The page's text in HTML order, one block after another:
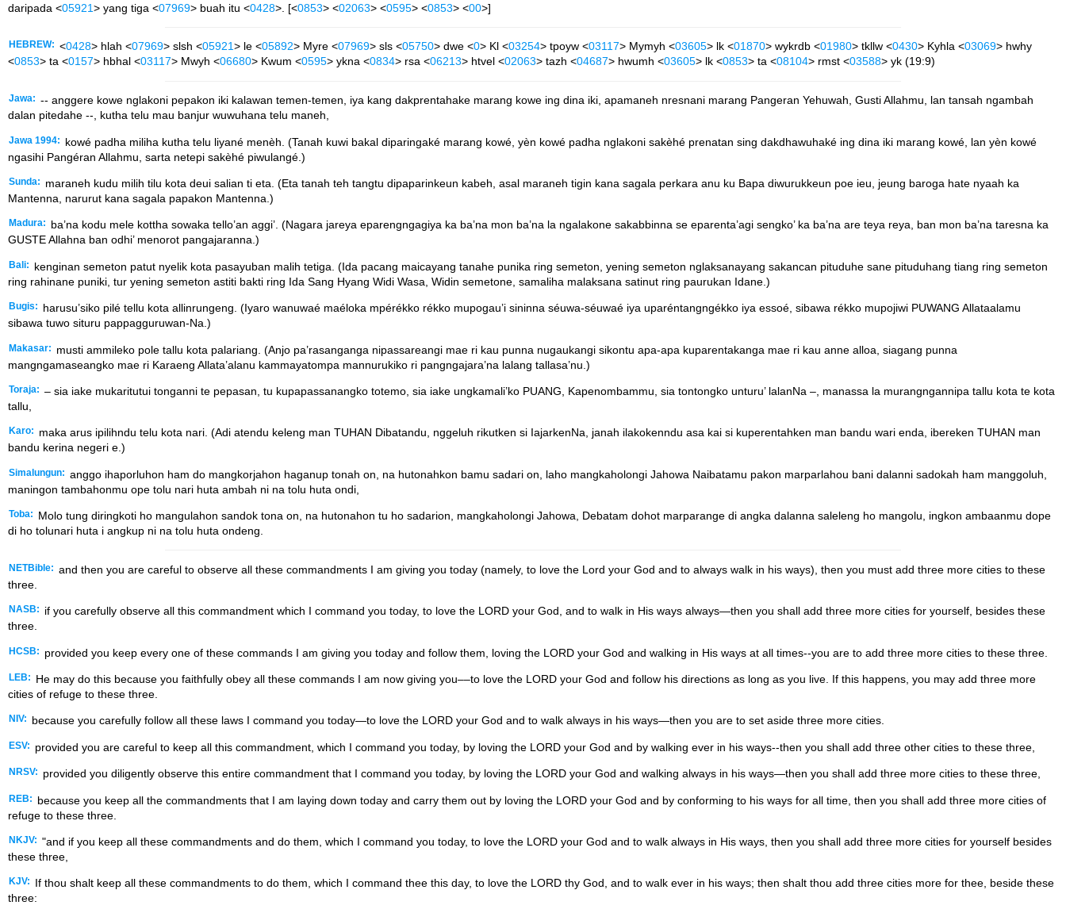
daripada <05921> yang tiga <07969> buah itu <0428>. [<0853> <02063> <0595> <0853> <00>]
HEBREW: <0428> hlah <07969> slsh <05921> le <05892> Myre <07969> sls <05750> dwe <0> Kl <03254> tpoyw <03117> Mymyh <03605> lk <01870> wykrdb <01980> tkllw <0430> Kyhla <03069> hwhy
<0853> ta <0157> hbhal <03117> Mwyh <06680> Kwum <0595> ykna <0834> rsa <06213> htvel <02063> tazh <04687> hwumh <03605> lk <0853> ta <08104> rmst <03588> yk (19:9)
Jawa: -- anggere kowe nglakoni pepakon iki kalawan temen-temen, iya kang dakprentahake marang kowe ing dina iki, apamaneh nresnani marang Pangeran Yehuwah, Gusti Allahmu, lan tansah ngambah
dalan pitedahe --, kutha telu mau banjur wuwuhana telu maneh,
Jawa 1994:
kowé padha miliha kutha telu liyané menèh. (Tanah kuwi bakal diparingaké marang kowé, yèn kowé padha nglakoni sakèhé prenatan sing dakdhawuhaké ing dina iki marang kowé, lan yèn kowé
ngasihi Pangéran Allahmu, sarta netepi sakèhé piwulangé.)
Sunda:
maraneh kudu milih tilu kota deui salian ti eta. (Eta tanah teh tangtu dipaparinkeun kabeh, asal maraneh tigin kana sagala perkara anu ku Bapa diwurukkeun poe ieu, jeung baroga hate nyaah ka
Mantenna, narurut kana sagala papakon Mantenna.)
Madura:
ba’na kodu mele kottha sowaka tello’an aggi’. (Nagara jareya eparengngagiya ka ba’na mon ba’na la ngalakone sakabbinna se eparenta’agi sengko’ ka ba’na are teya reya, ban mon ba’na taresna ka
GUSTE Allahna ban odhi’ menorot pangajaranna.)
Bali:
kenginan semeton patut nyelik kota pasayuban malih tetiga. (Ida pacang maicayang tanahe punika ring semeton, yening semeton nglaksanayang sakancan pituduhe sane pituduhang tiang ring semeton
ring rahinane puniki, tur yening semeton astiti bakti ring Ida Sang Hyang Widi Wasa, Widin semetone, samaliha malaksana satinut ring paurukan Idane.)
Bugis:
harusu’siko pilé tellu kota allinrungeng. (Iyaro wanuwaé maéloka mpérékko rékko mupogau’i sininna séuwa-séuwaé iya uparéntangngékko iya essoé, sibawa rékko mupojiwi PUWANG Allataalamu
sibawa tuwo situru pappagguruwan-Na.)
Makasar:
musti ammileko pole tallu kota palariang. (Anjo pa’rasanganga nipassareangi mae ri kau punna nugaukangi sikontu apa-apa kuparentakanga mae ri kau anne alloa, siagang punna
mangngamaseangko mae ri Karaeng Allata’alanu kammayatompa mannurukiko ri pangngajara’na lalang tallasa’nu.)
Toraja: – sia iake mukaritutui tonganni te pepasan, tu kupapassanangko totemo, sia iake ungkamali’ko PUANG, Kapenombammu, sia tontongko unturu’ lalanNa –, manassa la murangngannipa tallu kota te kota
tallu,
Karo:
maka arus ipilihndu telu kota nari. (Adi atendu keleng man TUHAN Dibatandu, nggeluh rikutken si IajarkenNa, janah ilakokenndu asa kai si kuperentahken man bandu wari enda, ibereken TUHAN man
bandu kerina negeri e.)
Simalungun: anggo ihaporluhon ham do mangkorjahon haganup tonah on, na hutonahkon bamu sadari on, laho mangkaholongi Jahowa Naibatamu pakon marparlahou bani dalanni sadokah ham manggoluh,
maningon tambahonmu ope tolu nari huta ambah ni na tolu huta ondi,
Toba:
Molo tung diringkoti ho mangulahon sandok tona on, na hutonahon tu ho sadarion, mangkaholongi Jahowa, Debatam dohot marparange di angka dalanna saleleng ho mangolu, ingkon ambaanmu dope
di ho tolunari huta i angkup ni na tolu huta ondeng.
NETBible: and then you are careful to observe all these commandments I am giving you today (namely, to love the Lord your God and to always walk in his ways), then you must add three more cities to these
three.
NASB:
if you carefully observe all this commandment which I command you today, to love the LORD your God, and to walk in His ways always—then you shall add three more cities for yourself, besides these
three.
HCSB: provided you keep every one of these commands I am giving you today and follow them, loving the LORD your God and walking in His ways at all times--you are to add three more cities to these three.
LEB:
He may do this because you faithfully obey all these commands I am now giving you––to love the LORD your God and follow his directions as long as you live. If this happens, you may add three more
cities of refuge to these three.
NIV: because you carefully follow all these laws I command you today—to love the LORD your God and to walk always in his ways—then you are to set aside three more cities.
ESV: provided you are careful to keep all this commandment, which I command you today, by loving the LORD your God and by walking ever in his ways--then you shall add three other cities to these three,
NRSV: provided you diligently observe this entire commandment that I command you today, by loving the LORD your God and walking always in his ways—then you shall add three more cities to these three,
REB:
because you keep all the commandments that I am laying down today and carry them out by loving the LORD your God and by conforming to his ways for all time, then you shall add three more cities of
refuge to these three.
NKJV: "and if you keep all these commandments and do them, which I command you today, to love the LORD your God and to walk always in His ways, then you shall add three more cities for yourself besides
these three,
KJV:
If thou shalt keep all these commandments to do them, which I command thee this day, to love the LORD thy God, and to walk ever in his ways; then shalt thou add three cities more for thee, beside these
three: